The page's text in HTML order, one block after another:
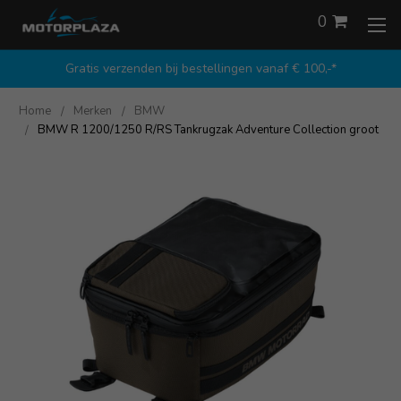
Gratis verzenden bij bestellingen vanaf € 100,-*
0
Home Merken
BMW
BMW R 1200/1250 R/RS Tankrugzak Adventure Collection groot